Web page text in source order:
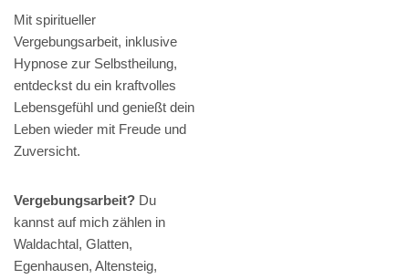
Mit spiritueller
Vergebungsarbeit, inklusive
Hypnose zur Selbstheilung,
entdeckst du ein kraftvolles
Lebensgefühl und genießt dein
Leben wieder mit Freude und
Zuversicht.
Vergebungsarbeit? Du
kannst auf mich zählen in
Waldachtal, Glatten,
Egenhausen, Altensteig,